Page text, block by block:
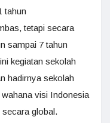
tahun
tetapi secara
sampai 7 tahun
kegiatan sekolah
hadirnya sekolah
visi Indonesia
global.